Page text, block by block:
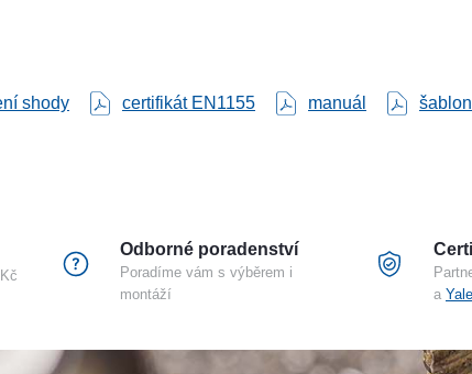
shody certifikát EN1155 manuál
Odborné poradenství
Poradíme vám s výběrem i
montáží
a Yale